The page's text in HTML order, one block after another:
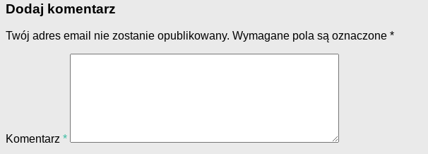
Dodaj komentarz
Twój adres email nie zostanie opublikowany. Wymagane pola są oznaczone *
Komentarz *